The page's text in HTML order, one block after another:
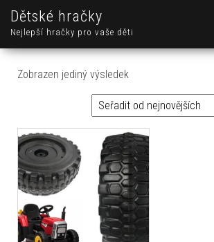
Dětské hračky
Nejlepší hračky pro vaše děti
Zobrazen jediný výsledek